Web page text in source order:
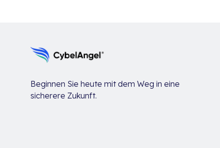
Beginnen Sie heute mit dem Weg in eine
sicherere Zukunft.